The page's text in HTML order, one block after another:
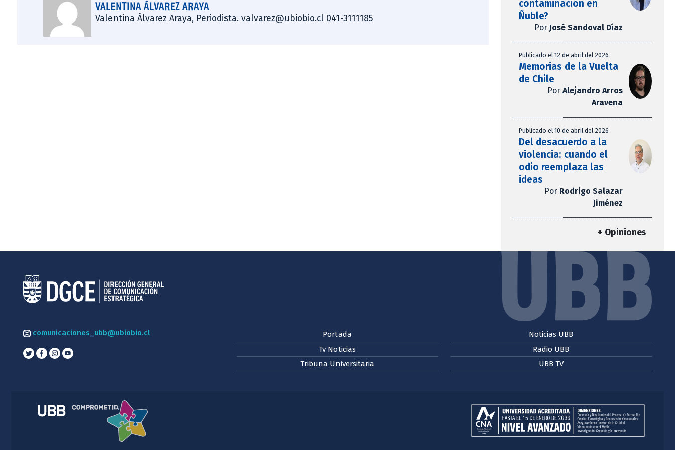
VALENTINA ÁLVAREZ ARAYA
Valentina Álvarez Araya, Periodista. valvarez@ubiobio.cl 041-3111185
contaminación en
Ñuble?
Por José Sandoval Díaz
Publicado el 12 de abril del 2026
Memorias de la Vuelta
de Chile
Por Alejandro Arros
Aravena
Publicado el 10 de abril del 2026
Del desacuerdo a la
violencia: cuando el
odio reemplaza las
ideas
Por Rodrigo Salazar
Jiménez
+ Opiniones
comunicaciones_ubb@ubiobio.cl
Portada
Tv Noticias
Tribuna Universitaria
Noticias UBB
Radio UBB
UBB TV